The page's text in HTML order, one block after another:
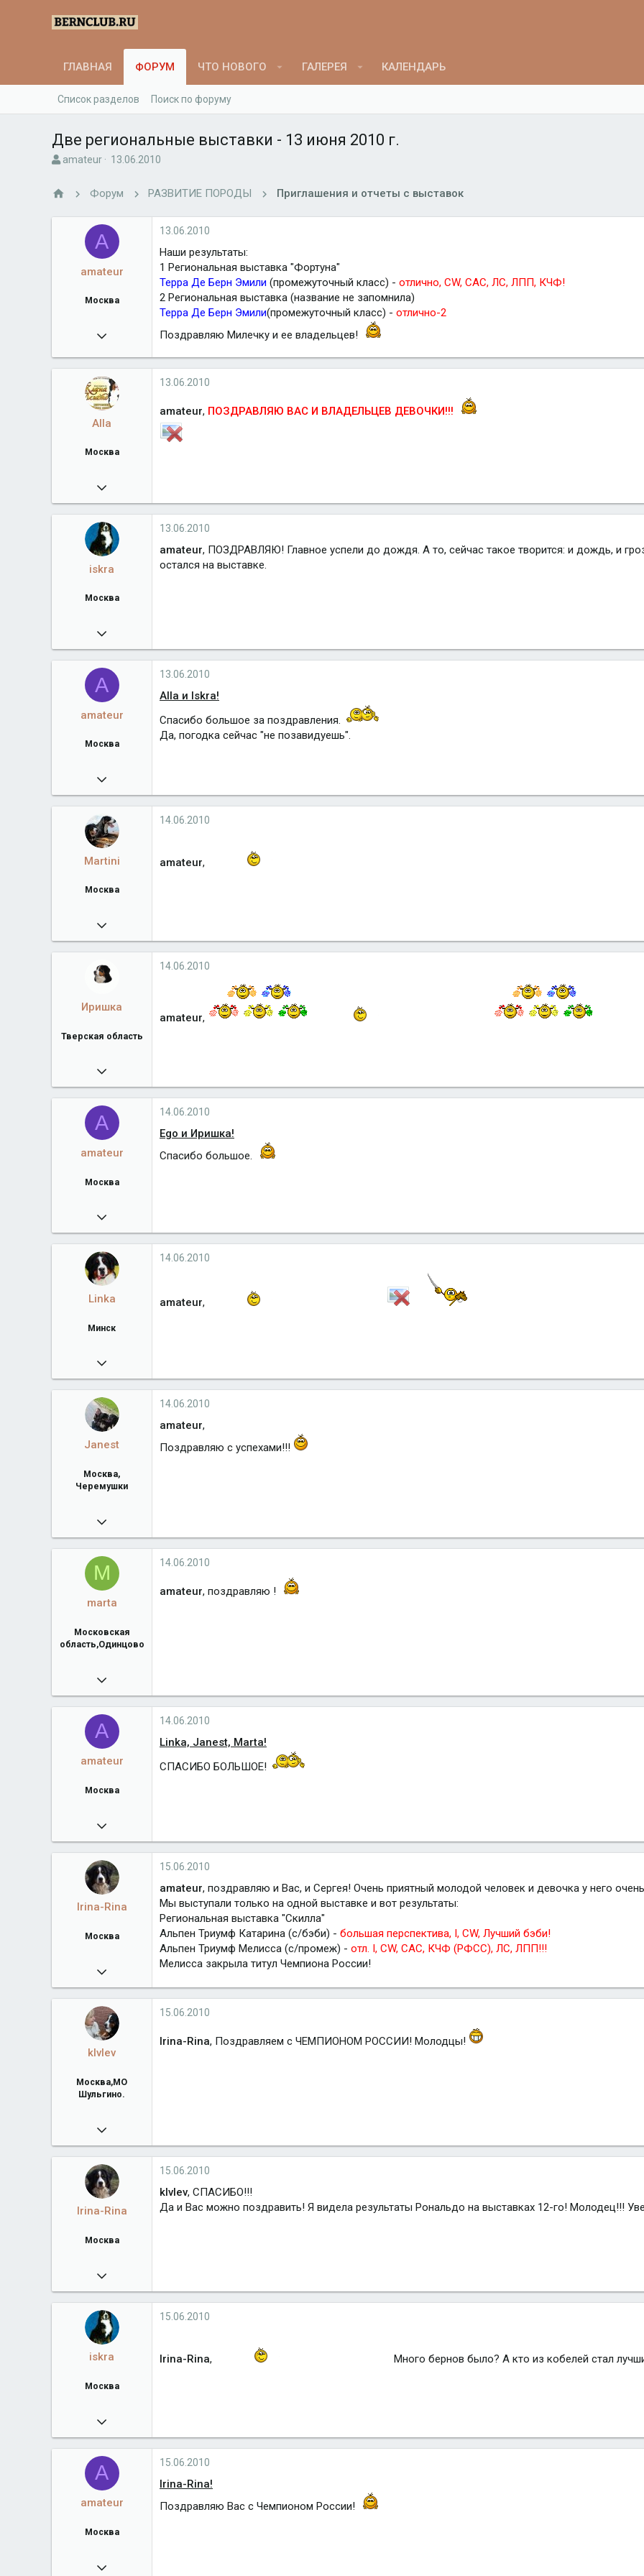
ГЛАВНАЯ ФОРУМ ЧТО НОВОГО ГАЛЕРЕЯ КАЛЕНДАРЬ
Список разделов Поиск по форуму
Две региональные выставки - 13 июня 2010 г.
А
о
amateur
Д
а
а
а
л
13.06.2010
Форум РАЗВИТИЕ ПОРОДЫ Приглашения и отчеты с выставок
A
amateur
Москва
11.11.2008
Город
Москва
13.06.2010
Наши результаты:
1 Региональная выставка "Фортуна"
Терра Де Берн Эмили (промежуточный класс) - отлично, CW, CAC, ЛС, ЛПП, КЧФ!
2 Региональная выставка (название не запомнила)
Терра Де Берн Эмили(промежуточный класс) - отлично-2
Поздравляю Милечку и ее владельцев!
Alla
Москва
23.11.2009
6 279
klan-legato.ru
Город
Москва
13.06.2010
amateur, ПОЗДРАВЛЯЮ ВАС И ВЛАДЕЛЬЦЕВ ДЕВОЧКИ!!!
iskra
Москва
02.01.2009
12 209
Город
Москва
13.06.2010
amateur, ПОЗДРАВЛЯЮ! Главное успели до дождя. А то, сейчас такое творится: и дождь, и
остался на выставке.
A
amateur
Москва
11.11.2008
9 392
Город
Москва
13.06.2010
Alla и Iskra!
Спасибо большое за поздравления.
Да, погодка сейчас "не позавидуешь".
Martini
Москва
07.02.2009
17 844
14.06.2010
amateur,
Иришка
Тверская область
04.12.2007
12 147
Город
14.06.2010
amateur,
A
amateur
Москва
11.11.2008
9 392
Город
Москва
14.06.2010
Ego и Иришка!
Спасибо большое.
Linka
Минск
14.01.2010
894
Минск
14.06.2010
amateur,
Janest
Москва,
Черемушки
16.01.2010
18 751
14.06.2010
amateur,
Поздравляю с успехами!!!
M
marta
Московская
область,Одинцово
22.07.2008
4 939
14.06.2010
amateur, поздравляю !
A
amateur
Москва
11.11.2008
9 392
Город
Москва
14.06.2010
Linka, Janest, Marta!
СПАСИБО БОЛЬШОЕ!
Irina-Rina
Москва
04.06.2009
2 261
Москва
15.06.2010
amateur, поздравляю и Вас, и Сергея! Очень приятный молодой человек и девочка у него
Мы выступали только на одной выставке и вот результаты:
Региональная выставка "Скилла"
Альпен Триумф Катарина (с/бэби) - большая перспектива, I, CW, Лучший бэби!
Альпен Триумф Мелисса (с/промеж) - отл. I, CW, САС, КЧФ (РФСС), ЛС, ЛПП!!!
Мелисса закрыла титул Чемпиона России!
klvlev
Москва,МО
Шульгино.
07.07.2009
8 752
Город
15.06.2010
Irina-Rina, Поздравляем с ЧЕМПИОНОМ РОССИИ! Молодцы!
Irina-Rina
Москва
04.06.2009
2 261
Москва
15.06.2010
klvlev, СПАСИБО!!!
Да и Вас можно поздравить! Я видела результаты Рональдо на выставках 12-го! Молодец!!!
iskra
Москва
02.01.2009
12 209
Город
Москва
15.06.2010
Irina-Rina, Много бернов было? А кто из кобелей стал
A
amateur
Москва
11.11.2008
15.06.2010
Irina-Rina!
Поздравляю Вас с Чемпионом России!